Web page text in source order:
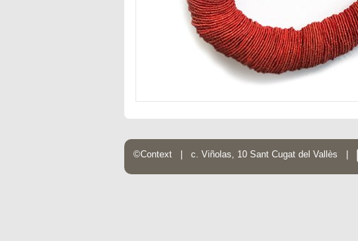
©Context | c. Viñolas, 10 Sant Cugat del Vallès |